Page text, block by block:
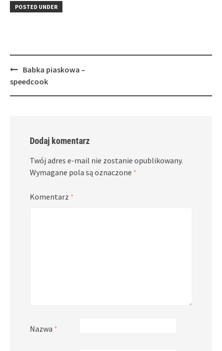
in
new
window)
POSTED UNDER
Post
navigation
Babka piaskowa –
speedcook
Dodaj komentarz
Twój adres e-mail nie zostanie opublikowany.
Wymagane pola są oznaczone *
Komentarz *
Nazwa *